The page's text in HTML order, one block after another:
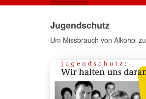
Jugendschutz
Um Missbrauch von Alkohol